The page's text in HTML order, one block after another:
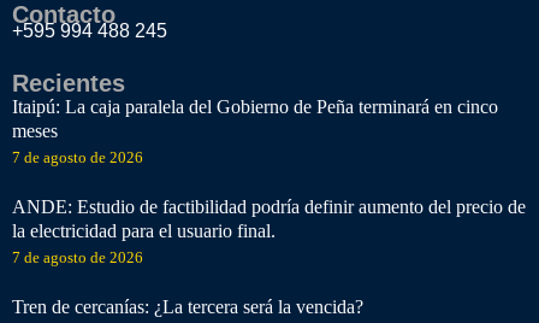
Contacto
+595 994 488 245
Recientes
Itaipú: La caja paralela del Gobierno de Peña terminará en cinco
meses
7 de agosto de 2026
ANDE: Estudio de factibilidad podría definir aumento del precio de
la electricidad para el usuario final.
7 de agosto de 2026
Tren de cercanías: ¿La tercera será la vencida?